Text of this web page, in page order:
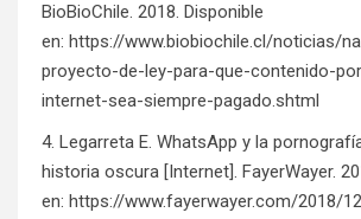
BioBioChile. 2018. Disponible
en: https://www.biobiochile.cl/noticias/
proyecto-de-ley-para-que-contenido-
internet-sea-siempre-pagado.shtml
4. Legarreta E. WhatsApp y la
historia oscura [Internet]. FayerWayer.
en: https://www.fayerwayer.com/2018/